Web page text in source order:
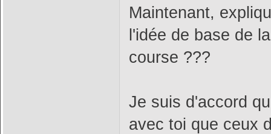
Maintenant,
l'idée de base de
course ???
Je suis d'accord
avec toi que ceux